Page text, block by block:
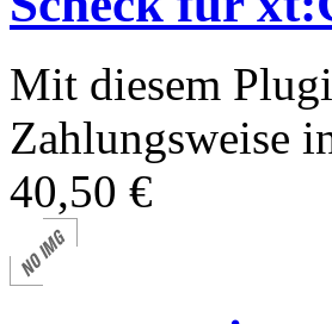
Mit diesem
Zahlungsweise
40,50 €